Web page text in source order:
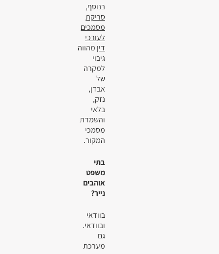
בנוסף,
סריקת
מסמכים
לעורכי
דין מהווה
גיבוי
למקרה
של
אבדן,
נזק,
בלאי
והשמדת
מסמכי
המקור.
בתי
משפט
אוהבים
נייר?
בוודאי
ובוודאי.
גם
מערכת